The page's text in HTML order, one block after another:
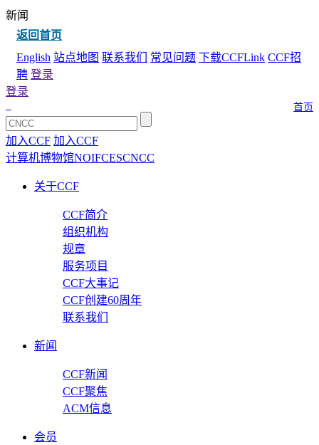
新闻
返回首页
English 站点地图 联系我们 常见问题 下载CCFLink CCF招
聘 登录
首页
登录
加入CCF 加入CCF
计算机博物馆NOIFCESCNCC
关于CCF
CCF简介
组织机构
规章
服务项目
CCF大事记
CCF创建60周年
联系我们
新闻
CCF新闻
CCF聚焦
ACM信息
会员